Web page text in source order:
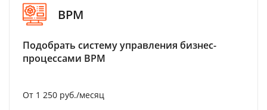
BPM
Подобрать систему управления бизнес-
процессами BPM
От 1 250 руб./месяц